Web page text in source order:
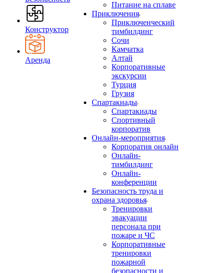
Конструктор
Аренда
Питание на сплаве
Приключения
Приключенческий
тимбилдинг
Сочи
Камчатка
Алтай
Корпоративные
экскурсии
Турция
Грузия
Спартакиады
Спартакиады
Спортивный
корпоратив
Онлайн-мероприятия
Корпоратив онлайн
Онлайн-
тимбилдинг
Онлайн-
конференции
Безопасность труда и
охрана здоровья
Тренировки
эвакуации
персонала при
пожаре и ЧС
Корпоративные
тренировки
пожарной
безопасности и